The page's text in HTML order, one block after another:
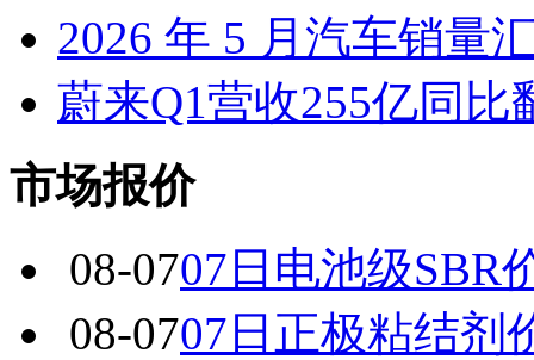
2026 年 5 月汽车销量
蔚来Q1营收255亿同
市场报价
08-0707日电池级SBR
08-0707日正极粘结剂